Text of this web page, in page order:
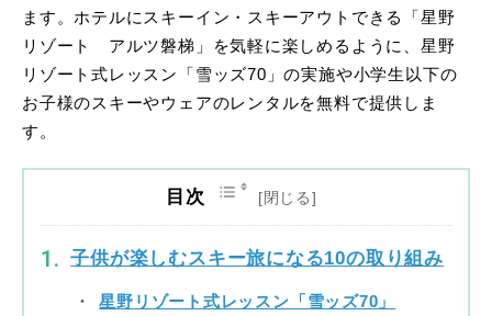
ます。ホテルにスキーイン・スキーアウトできる「星野
リゾート アルツ磐梯」を気軽に楽しめるように、星野
リゾート式レッスン「雪ッズ70」の実施や小学生以下の
お子様のスキーやウェアのレンタルを無料で提供しま
す。
目次
子供が楽しむスキー旅になる10の取り組み
星野リゾート式レッスン「雪ッズ70」